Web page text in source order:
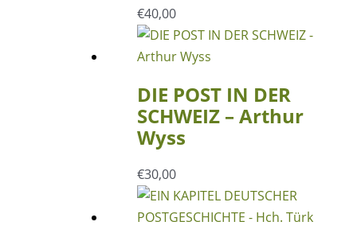
€40,00
DIE POST IN DER
SCHWEIZ – Arthur
Wyss
€30,00